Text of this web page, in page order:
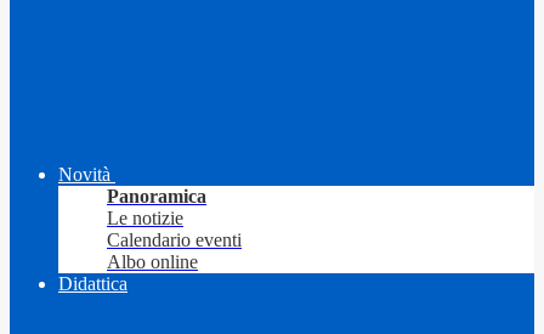
Novità
Panoramica
Le notizie
Calendario eventi
Albo online
Didattica